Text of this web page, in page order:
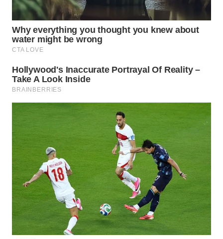
SURABAYA
WN
NATUNA
WN
BINTAN
WN
LIKUPANG
WN
LABUANBAJO
WN
BORNEO